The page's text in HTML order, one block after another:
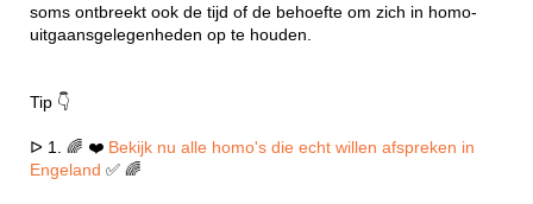
soms ontbreekt ook de tijd of de behoefte om zich in homo-
uitgaansgelegenheden op te houden.
Tip 👇
ᐅ 1. 🌈 ❤️ Bekijk nu alle homo's die echt willen afspreken in
Engeland ✅ 🌈